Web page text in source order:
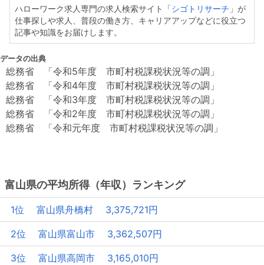
ハローワーク求人専門の求人検索サイト「 シゴトリサーチ 」が
仕事探しや求人、普段の働き方、キャリアアップなどに役立つ
記事や知識をお届けします。
データの出典
総務省 「令和5年度 市町村税課税状況等の調」
総務省 「令和4年度 市町村税課税状況等の調」
総務省 「令和3年度 市町村税課税状況等の調」
総務省 「令和2年度 市町村税課税状況等の調」
総務省 「令和元年度 市町村税課税状況等の調」
富山県の平均所得（年収）ランキング
1位 富山県舟橋村 3,375,721円
2位 富山県富山市 3,362,507円
3位 富山県高岡市 3,165,010円